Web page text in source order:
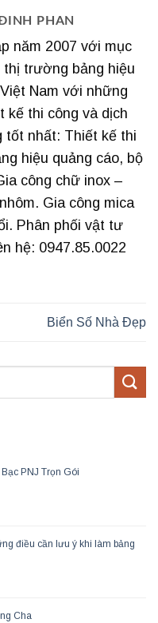
PHAN
năm 2007 với mục
trường bảng hiệu
Nam với những
kế thi công và dịch
tốt nhất: Thiết kế thi
hiệu quảng cáo, bộ
công chữ inox –
Gia công mica
Phân phối vật tư
hệ: 0947.85.0022
Biển Số Nhà Đẹp
PNJ Trọn Gói
điều cần lưu ý khi làm bảng
Cha